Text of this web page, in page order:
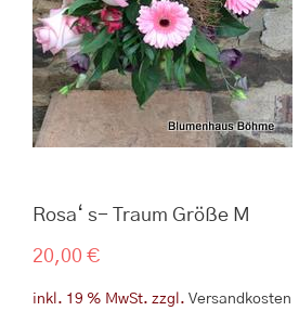
Rosa‘ s- Traum Größe M
20,00 €
inkl. 19 % MwSt. zzgl. Versandkosten